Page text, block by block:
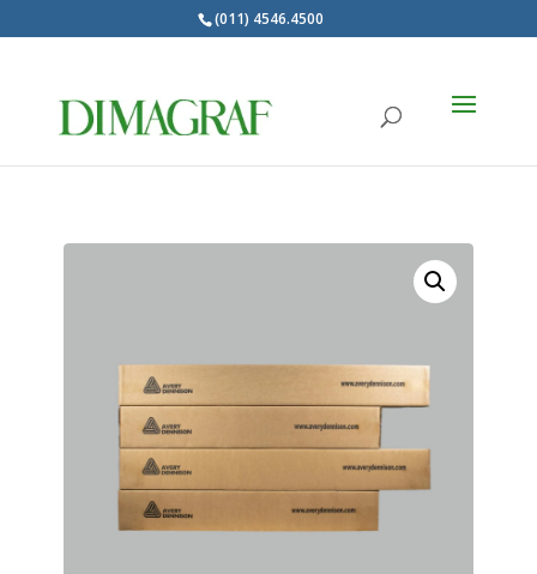
(011) 4546.4500